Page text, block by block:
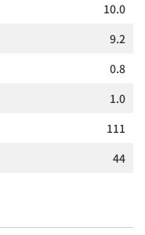
10.0
9.2
0.8
1.0
111
44